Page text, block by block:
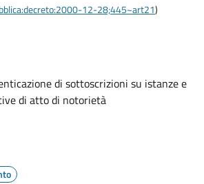
12-28;445~art21)
di sottoscrizioni su istanze e
di atto di notorietà